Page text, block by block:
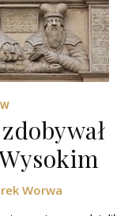
Worwa